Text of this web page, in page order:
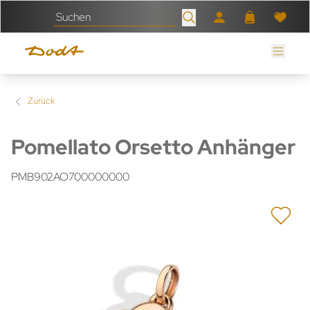
Zurück
Pomellato Orsetto Anhänger
PMB902AO700000000